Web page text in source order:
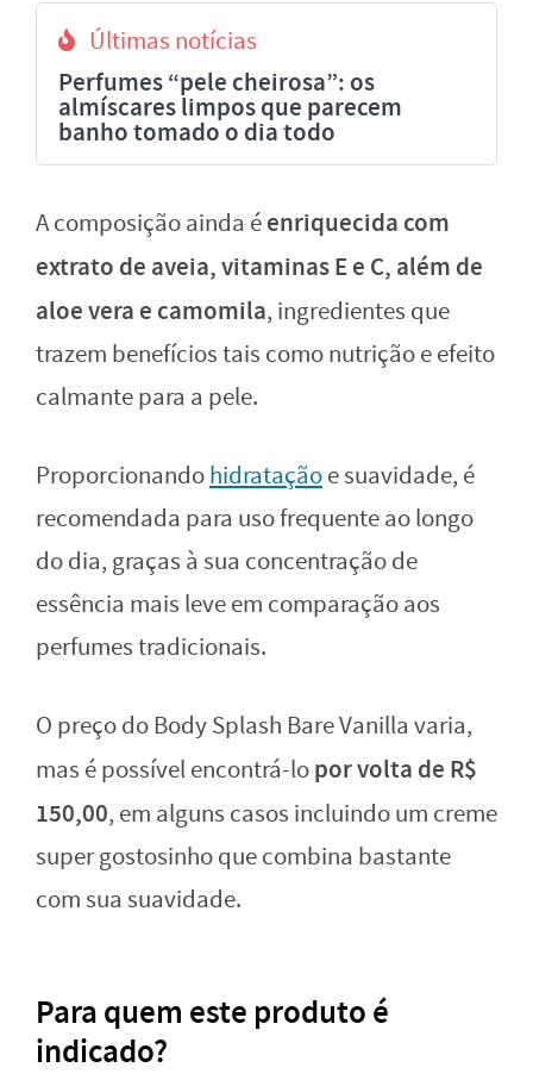
Últimas notícias
Perfumes “pele cheirosa”: os
almíscares limpos que parecem
banho tomado o dia todo
A composição ainda éenriquecida com
extrato de aveia, vitaminas E e C, além de
aloe vera e camomila, ingredientes que
trazem benefícios tais como nutrição e efeito
calmante para a pele.
Proporcionandohidrataçãoe suavidade, é
recomendada para uso frequente ao longo
do dia, graças à sua concentração de
essência mais leve em comparação aos
perfumes tradicionais.
O preço do Body Splash Bare Vanilla varia,
mas é possível encontrá-lopor volta de R$
150,00, em alguns casos incluindo um creme
super gostosinho que combina bastante
com sua suavidade.
Para quem este produto é
indicado?